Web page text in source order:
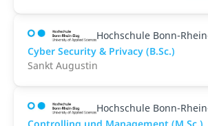
Hochschule Bonn-
Cyber Security & Privacy (B.Sc.)
Sankt Augustin
Hochschule Bonn-